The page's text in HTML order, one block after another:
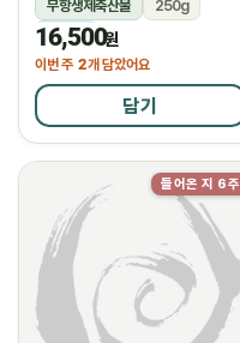
무항생제축산물
250g
냉장
16,500원
이번 주 2개 담았어요
담기
들어온 지 6주